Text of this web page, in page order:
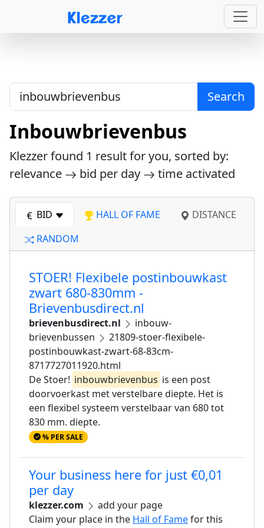
Search
Inbouwbrievenbus
Klezzer found 1 result for you, sorted by:
relevance
bid per day time activated
BID HALL OF FAME
DISTANCE
RANDOM
STOER! Flexibele postinbouwkast
zwart 680-830mm -
Brievenbusdirect.nl
brievenbusdirect.nl
inbouw-
brievenbussen
21809-stoer-flexibele-
postinbouwkast-zwart-68-83cm-
8717727011920.html
De Stoer! inbouwbrievenbus is een post
doorvoerkast met verstelbare diepte. Het is
een flexibel systeem verstelbaar van 680 tot
830 mm. diepte.
% PER SALE
Your business here for just €0,01
per day
klezzer.com
add your page
Claim your place in the Hall of Famefor this